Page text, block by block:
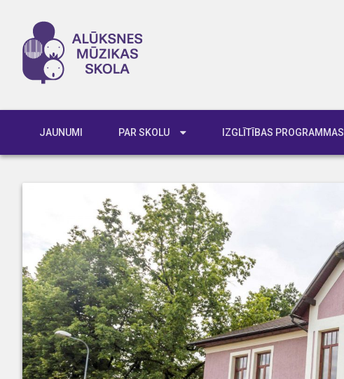
JAUNUMI PAR SKOLU IZGLĪTĪBAS PROGRAMMAS